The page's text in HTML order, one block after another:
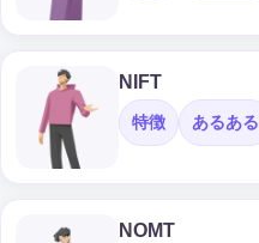
NIFT
特徴 あるある
NOMT